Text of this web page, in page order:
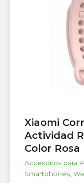
Xiaomi
Actividad
Color Rosa
Accesorios para
Smartphones,